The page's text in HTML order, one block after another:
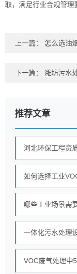
取，满足行业合规管理
上一篇： 怎么选油
下一篇： 潍坊污水
推荐文章
河北环保工程资
如何选择工业
哪些工业场景需
VOC废气处理中